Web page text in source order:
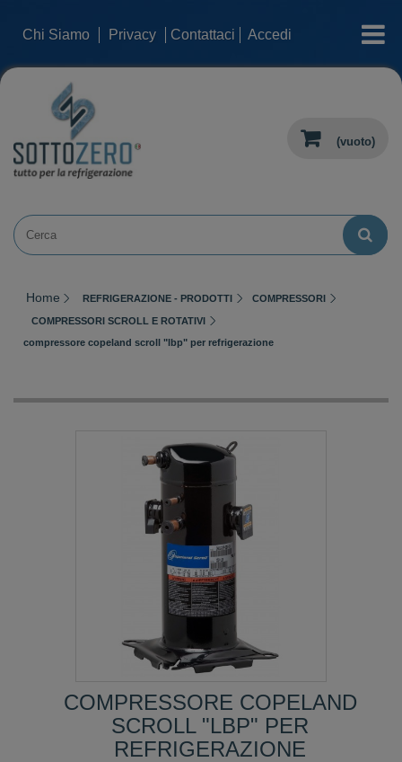
Chi Siamo Privacy Contattaci Accedi categorie
(vuoto)
Home REFRIGERAZIONE - PRODOTTI COMPRESSORI
COMPRESSORI SCROLL E ROTATIVI
compressore copeland scroll "lbp" per refrigerazione
COMPRESSORE COPELAND
SCROLL "LBP" PER
REFRIGERAZIONE